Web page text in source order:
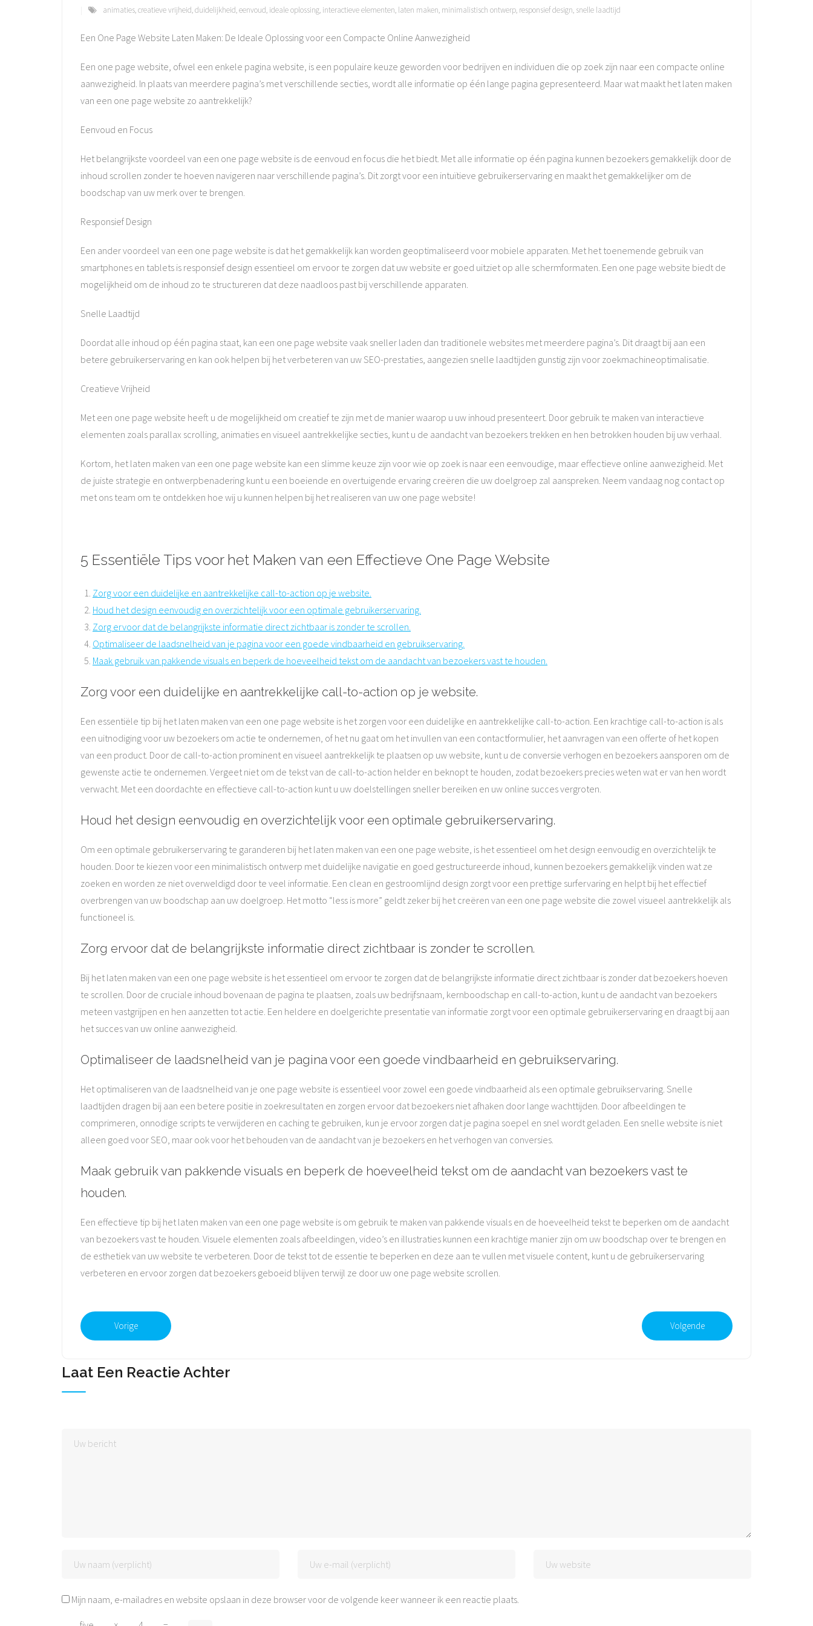
animaties,creatieve vrijheid,duidelijkheid,eenvoud, ideale oplossing, interactieve elementen, laten maken, minimalistisch ontwerp, responsief design, snelle laadtijd
Een One Page Website Laten Maken: De Ideale Oplossing voor een Compacte Online Aanwezigheid
Een one page website, ofwel een enkele pagina website, is een populaire keuze geworden voor bedrijven en individuen die op zoek zijn naar een compacte online
aanwezigheid. In plaats van meerdere pagina’s met verschillende secties, wordt alle informatie op één lange pagina gepresenteerd. Maar wat maakt het laten maken
van een one page website zo aantrekkelijk?
Eenvoud en Focus
Het belangrijkste voordeel van een one page website is de eenvoud en focus die het biedt. Met alle informatie op één pagina kunnen bezoekers gemakkelijk door de
inhoud scrollen zonder te hoeven navigeren naar verschillende pagina’s. Dit zorgt voor een intuïtieve gebruikerservaring en maakt het gemakkelijker om de
boodschap van uw merk over te brengen.
Responsief Design
Een ander voordeel van een one page website is dat het gemakkelijk kan worden geoptimaliseerd voor mobiele apparaten. Met het toenemende gebruik van
smartphones en tablets is responsief design essentieel om ervoor te zorgen dat uw website er goed uitziet op alle schermformaten. Een one page website biedt de
mogelijkheid om de inhoud zo te structureren dat deze naadloos past bij verschillende apparaten.
Snelle Laadtijd
Doordat alle inhoud op één pagina staat, kan een one page website vaak sneller laden dan traditionele websites met meerdere pagina’s. Dit draagt bij aan een
betere gebruikerservaring en kan ook helpen bij het verbeteren van uw SEO-prestaties, aangezien snelle laadtijden gunstig zijn voor zoekmachineoptimalisatie.
Creatieve Vrijheid
Met een one page website heeft u de mogelijkheid om creatief te zijn met de manier waarop u uw inhoud presenteert. Door gebruik te maken van interactieve
elementen zoals parallax scrolling, animaties en visueel aantrekkelijke secties, kunt u de aandacht van bezoekers trekken en hen betrokken houden bij uw verhaal.
Kortom, het laten maken van een one page website kan een slimme keuze zijn voor wie op zoek is naar een eenvoudige, maar effectieve online aanwezigheid. Met
de juiste strategie en ontwerpbenadering kunt u een boeiende en overtuigende ervaring creëren die uw doelgroep zal aanspreken. Neem vandaag nog contact op
met ons team om te ontdekken hoe wij u kunnen helpen bij het realiseren van uw one page website!
5 Essentiële Tips voor het Maken van een Effectieve One Page Website
Zorg voor een duidelijke en aantrekkelijke call-to-action op je website.
Houd het design eenvoudig en overzichtelijk voor een optimale gebruikerservaring.
Zorg ervoor dat de belangrijkste informatie direct zichtbaar is zonder te scrollen.
Optimaliseer de laadsnelheid van je pagina voor een goede vindbaarheid en gebruikservaring.
Maak gebruik van pakkende visuals en beperk de hoeveelheid tekst om de aandacht van bezoekers vast te houden.
Zorg voor een duidelijke en aantrekkelijke call-to-action op je website.
Een essentiële tip bij het laten maken van een one page website is het zorgen voor een duidelijke en aantrekkelijke call-to-action. Een krachtige call-to-action is als
een uitnodiging voor uw bezoekers om actie te ondernemen, of het nu gaat om het invullen van een contactformulier, het aanvragen van een offerte of het kopen
van een product. Door de call-to-action prominent en visueel aantrekkelijk te plaatsen op uw website, kunt u de conversie verhogen en bezoekers aansporen om de
gewenste actie te ondernemen. Vergeet niet om de tekst van de call-to-action helder en beknopt te houden, zodat bezoekers precies weten wat er van hen wordt
verwacht. Met een doordachte en effectieve call-to-action kunt u uw doelstellingen sneller bereiken en uw online succes vergroten.
Houd het design eenvoudig en overzichtelijk voor een optimale gebruikerservaring.
Om een optimale gebruikerservaring te garanderen bij het laten maken van een one page website, is het essentieel om het design eenvoudig en overzichtelijk te
houden. Door te kiezen voor een minimalistisch ontwerp met duidelijke navigatie en goed gestructureerde inhoud, kunnen bezoekers gemakkelijk vinden wat ze
zoeken en worden ze niet overweldigd door te veel informatie. Een clean en gestroomlijnd design zorgt voor een prettige surfervaring en helpt bij het effectief
overbrengen van uw boodschap aan uw doelgroep. Het motto “less is more” geldt zeker bij het creëren van een one page website die zowel visueel aantrekkelijk als
functioneel is.
Zorg ervoor dat de belangrijkste informatie direct zichtbaar is zonder te scrollen.
Bij het laten maken van een one page website is het essentieel om ervoor te zorgen dat de belangrijkste informatie direct zichtbaar is zonder dat bezoekers hoeven
te scrollen. Door de cruciale inhoud bovenaan de pagina te plaatsen, zoals uw bedrijfsnaam, kernboodschap en call-to-action, kunt u de aandacht van bezoekers
meteen vastgrijpen en hen aanzetten tot actie. Een heldere en doelgerichte presentatie van informatie zorgt voor een optimale gebruikerservaring en draagt bij aan
het succes van uw online aanwezigheid.
Optimaliseer de laadsnelheid van je pagina voor een goede vindbaarheid en gebruikservaring.
Het optimaliseren van de laadsnelheid van je one page website is essentieel voor zowel een goede vindbaarheid als een optimale gebruikservaring. Snelle
laadtijden dragen bij aan een betere positie in zoekresultaten en zorgen ervoor dat bezoekers niet afhaken door lange wachttijden. Door afbeeldingen te
comprimeren, onnodige scripts te verwijderen en caching te gebruiken, kun je ervoor zorgen dat je pagina soepel en snel wordt geladen. Een snelle website is niet
alleen goed voor SEO, maar ook voor het behouden van de aandacht van je bezoekers en het verhogen van conversies.
Maak gebruik van pakkende visuals en beperk de hoeveelheid tekst om de aandacht van bezoekers vast te
houden.
Een effectieve tip bij het laten maken van een one page website is om gebruik te maken van pakkende visuals en de hoeveelheid tekst te beperken om de aandacht
van bezoekers vast te houden. Visuele elementen zoals afbeeldingen, video’s en illustraties kunnen een krachtige manier zijn om uw boodschap over te brengen en
de esthetiek van uw website te verbeteren. Door de tekst tot de essentie te beperken en deze aan te vullen met visuele content, kunt u de gebruikerservaring
verbeteren en ervoor zorgen dat bezoekers geboeid blijven terwijl ze door uw one page website scrollen.
Vorige Volgende
Laat Een Reactie Achter
Mijn naam, e-mailadres en website opslaan in deze browser voor de volgende keer wanneer ik een reactie plaats.